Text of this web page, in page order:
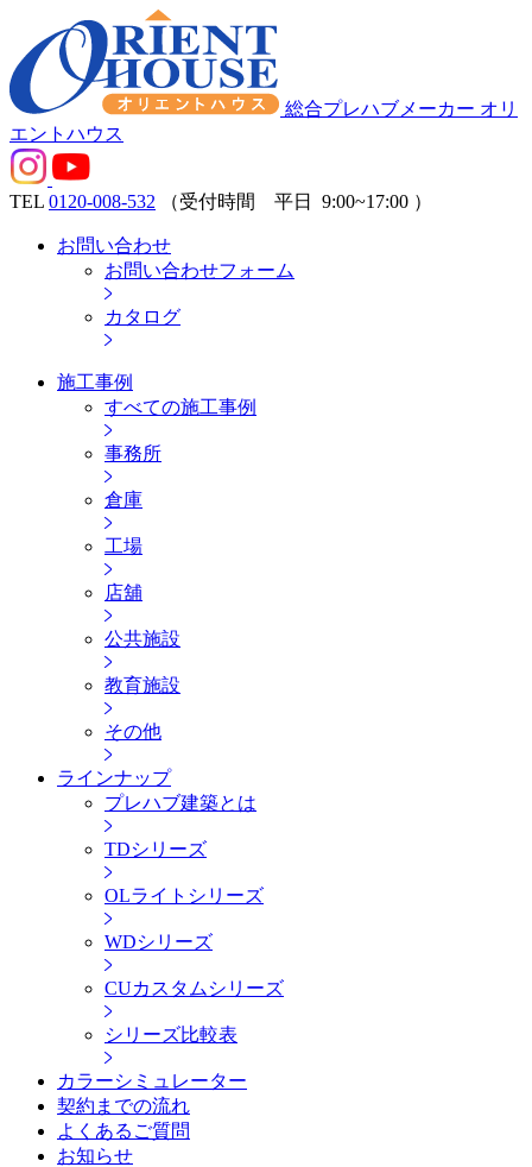
総合プレハブメーカー オリ
エントハウス
TEL 0120-008-532 （受付時間 平日 9:00~17:00 ）
お問い合わせ
お問い合わせフォーム
カタログ
施工事例
すべての施工事例
事務所
倉庫
工場
店舖
公共施設
教育施設
その他
ラインナップ
プレハブ建築とは
TDシリーズ
OLライトシリーズ
WDシリーズ
CUカスタムシリーズ
シリーズ比較表
カラーシミュレーター
契約までの流れ
よくあるご質問
お知らせ